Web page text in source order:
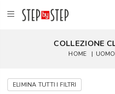
COLLEZIONE
HOME | UOMO
ELIMINA TUTTI I FILTRI